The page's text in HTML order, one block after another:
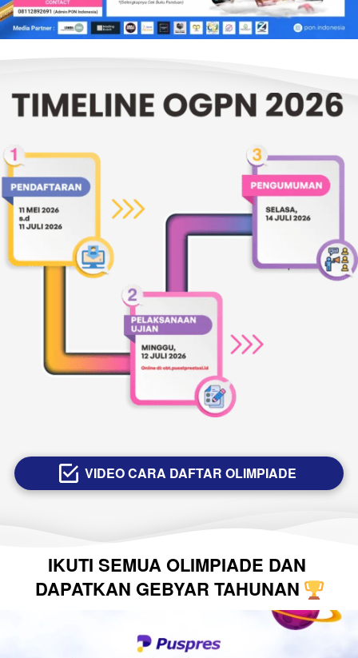
` VIDEO CARA DAFTAR OLIMPIADE
IKUTI SEMUA OLIMPIADE DAN
DAPATKAN GEBYAR TAHUNAN